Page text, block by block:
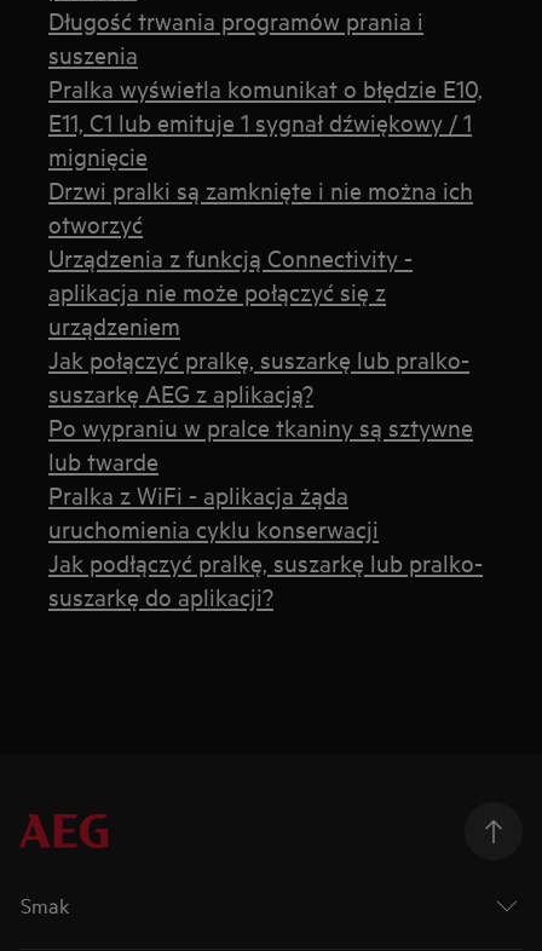
Długość trwania programów prania i
suszenia
Pralka wyświetla komunikat o błędzie E10,
E11, C1 lub emituje 1 sygnał dźwiękowy / 1
mignięcie
Drzwi pralki są zamknięte i nie można ich
otworzyć
Urządzenia z funkcją Connectivity -
aplikacja nie może połączyć się z
urządzeniem
Jak połączyć pralkę, suszarkę lub pralko-
suszarkę AEG z aplikacją?
Po wypraniu w pralce tkaniny są sztywne
lub twarde
Pralka z WiFi - aplikacja żąda
uruchomienia cyklu konserwacji
Jak podłączyć pralkę, suszarkę lub pralko-
suszarkę do aplikacji?
Smak